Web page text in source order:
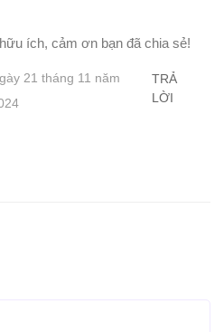
ích, cảm ơn bạn đã chia sẻ!
21 tháng 11 năm
TRẢ
LỜI